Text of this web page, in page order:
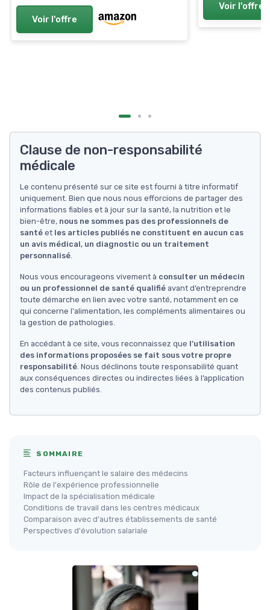
Voir l'offre
Voir l'offre
Clause de non-responsabilité
médicale
Le contenu présenté sur ce site est fourni à titre informatif
uniquement. Bien que nous nous efforcions de partager des
informations fiables et à jour sur la santé, la nutrition et le
bien-être, nous ne sommes pas des professionnels de
santé et les articles publiés ne constituent en aucun cas
un avis médical, un diagnostic ou un traitement
personnalisé.
Nous vous encourageons vivement à consulter un médecin
ou un professionnel de santé qualifié avant d’entreprendre
toute démarche en lien avec votre santé, notamment en ce
qui concerne l'alimentation, les compléments alimentaires ou
la gestion de pathologies.
En accédant à ce site, vous reconnaissez que l'utilisation
des informations proposées se fait sous votre propre
responsabilité. Nous déclinons toute responsabilité quant
aux conséquences directes ou indirectes liées à l’application
des contenus publiés.
SOMMAIRE
Facteurs influençant le salaire des médecins
Rôle de l'expérience professionnelle
Impact de la spécialisation médicale
Conditions de travail dans les centres médicaux
Comparaison avec d'autres établissements de santé
Perspectives d'évolution salariale